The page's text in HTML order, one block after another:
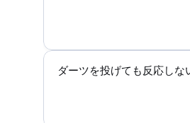
ダーツを投げても反応しな